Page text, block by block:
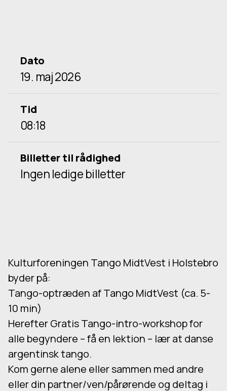
Dato
19. maj 2026
Tid
08:18
Billetter til rådighed
Ingen ledige billetter
Kulturforeningen Tango MidtVest i Holstebro
byder på:
Tango-optræden af Tango MidtVest (ca. 5-
10 min)
Herefter Gratis Tango-intro-workshop for
alle begyndere – få en lektion – lær at danse
argentinsk tango.
Kom gerne alene eller sammen med andre
eller din partner/ven/pårørende og deltag i